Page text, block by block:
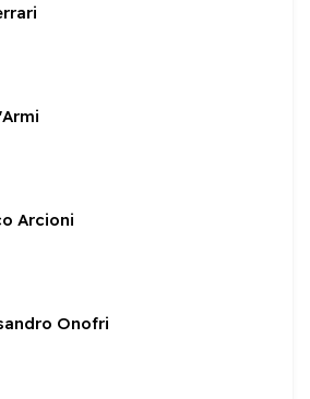
Arcioni
Onofri